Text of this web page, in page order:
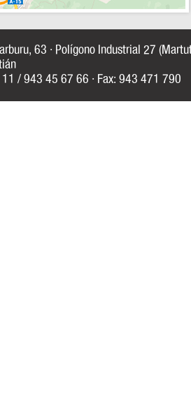
63 · Polígono Industrial 27
/ 943 45 67 66 · Fax: 943 471 790